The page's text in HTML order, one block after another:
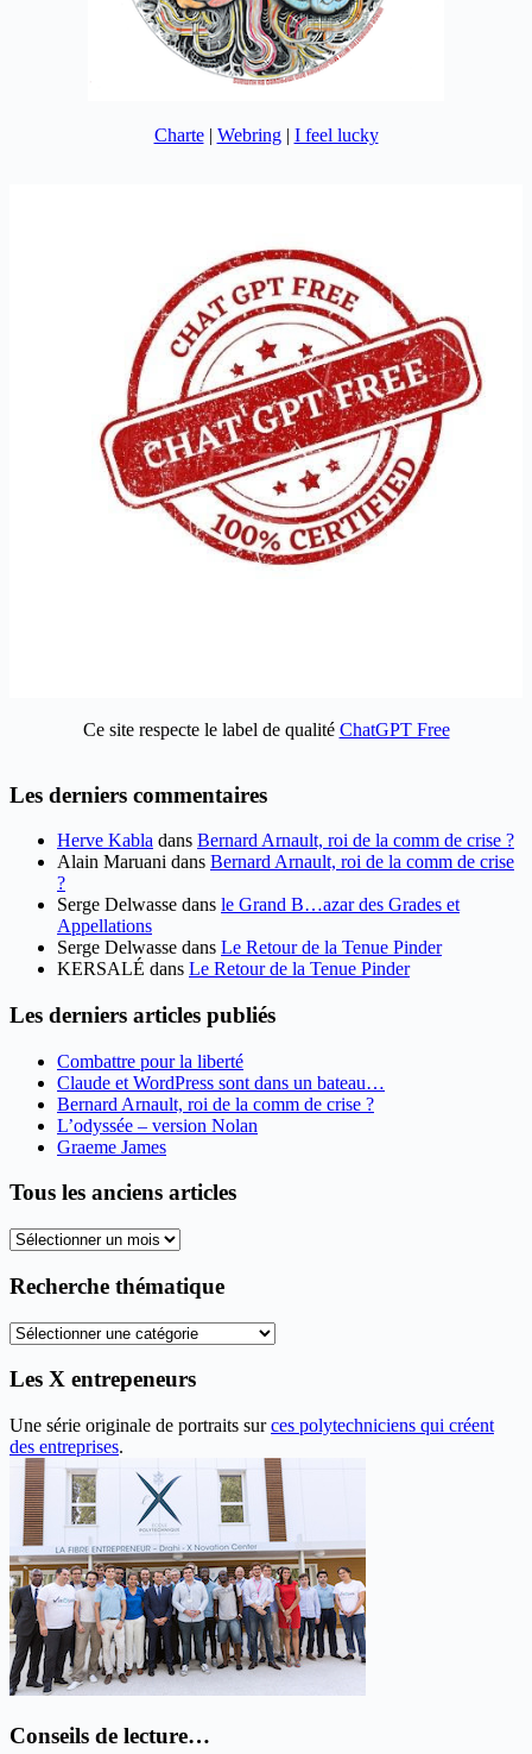
Charte| Webring| I feel lucky
Ce site respecte le label de qualité ChatGPT Free
Les derniers commentaires
Herve Kabla dans Bernard Arnault, roi de la comm de crise ?
Alain Maruani dans Bernard Arnault, roi de la comm de crise
?
Serge Delwasse dans le Grand B…azar des Grades et
Appellations
Serge Delwasse dans Le Retour de la Tenue Pinder
KERSALÉ dans Le Retour de la Tenue Pinder
Les derniers articles publiés
Combattre pour la liberté
Claude et WordPress sont dans un bateau…
Bernard Arnault, roi de la comm de crise ?
L’odyssée – version Nolan
Graeme James
Tous les anciens articles
Tous
anciens
Recherche thématique
Recherche
Les X entrepeneurs
Une série originale de portraits surces polytechniciens qui créent
des entreprises.
Conseils de lecture…